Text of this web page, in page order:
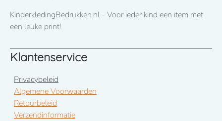
ons op te nemen! 050-2053307
KinderkledingBedrukken.nl - Voor ieder kind een item met
een leuke print!
Klantenservice
Privacybeleid
Algemene Voorwaarden
Retourbeleid
Verzendinformatie